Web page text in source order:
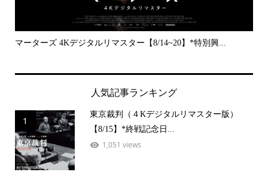
マーターズ 4Kデジタルリマスター【8/14~20】*特別興...
人気記事ランキング
1
東京裁判（４Kデジタルリマスター版）
【8/15】*終戦記念日...
1,051 views